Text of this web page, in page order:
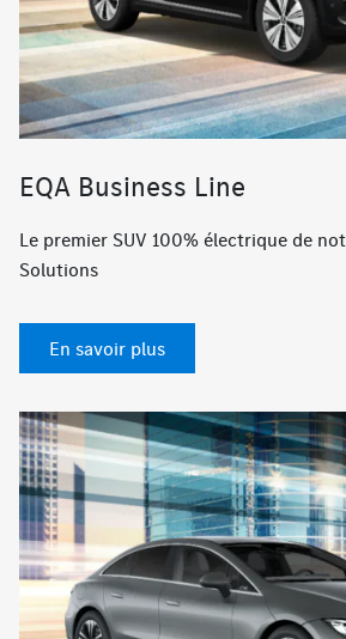
EQA Business Line
Le premier SUV 100% électrique de
Solutions
En savoir plus